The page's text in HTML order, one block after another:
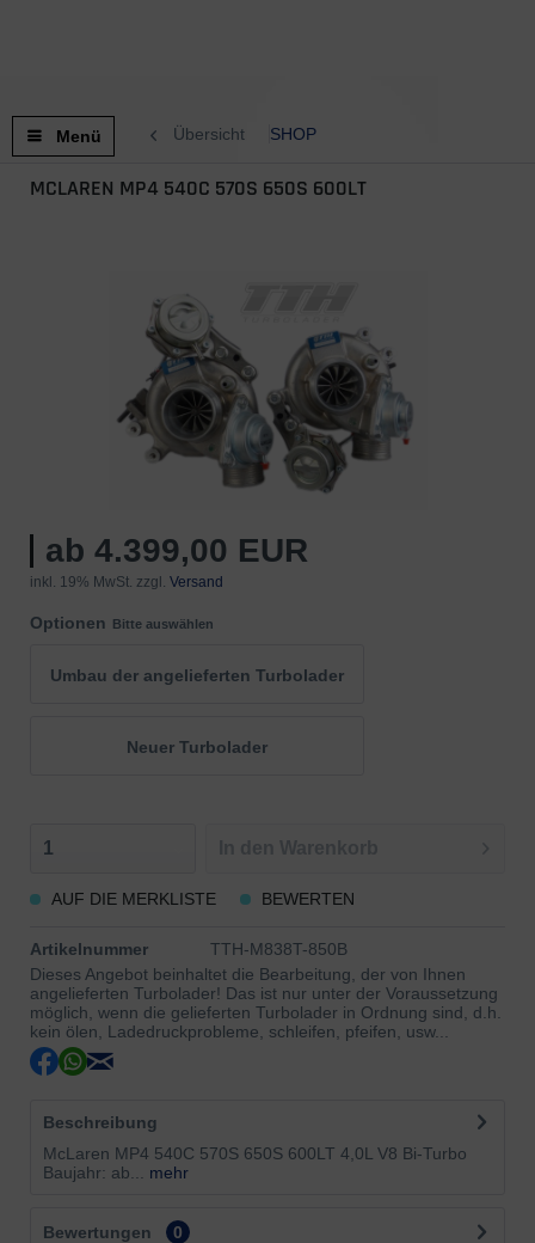
Menü Übersicht SHOP
MCLAREN MP4 540C 570S 650S 600LT
ab 4.399,00 EUR
inkl. 19% MwSt. zzgl. Versand
Optionen Bitte auswählen
Umbau der angelieferten Turbolader
Neuer Turbolader
AUF DIE MERKLISTE BEWERTEN
Artikelnummer
TTH-M838T-850B
Dieses Angebot beinhaltet die Bearbeitung, der von Ihnen
angelieferten Turbolader! Das ist nur unter der Voraussetzung
möglich, wenn die gelieferten Turbolader in Ordnung sind, d.h.
kein ölen, Ladedruckprobleme, schleifen, pfeifen, usw...
Beschreibung
McLaren MP4 540C 570S 650S 600LT 4,0L V8 Bi-Turbo
Baujahr: ab...
mehr
Bewertungen
0